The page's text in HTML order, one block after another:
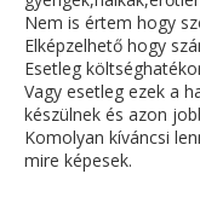
Nem is értem hogy
Elképzelhető hogy
Esetleg
Vagy esetleg ezek a
készülnek és azon
Komolyan kíváncsi
mire képesek.